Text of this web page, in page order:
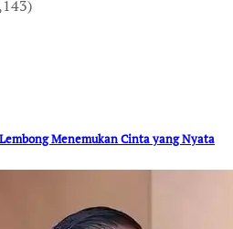
Menemukan Cinta yang Nyata